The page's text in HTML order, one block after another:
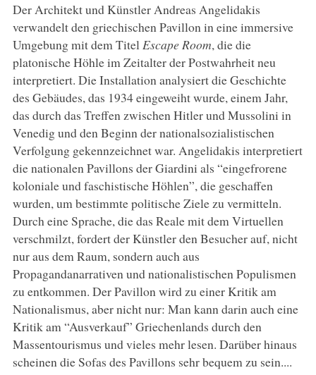
Der Architekt und Künstler Andreas Angelidakis
verwandelt den griechischen Pavillon in eine immersive
Umgebung mit dem TitelEscape Room, die die
platonische Höhle im Zeitalter der Postwahrheit neu
interpretiert. Die Installation analysiert die Geschichte
des Gebäudes, das 1934 eingeweiht wurde, einem Jahr,
das durch das Treffen zwischen Hitler und Mussolini in
Venedig und den Beginn der nationalsozialistischen
Verfolgung gekennzeichnet war. Angelidakis interpretiert
die nationalen Pavillons der Giardini als “eingefrorene
koloniale und faschistische Höhlen”, die geschaffen
wurden, um bestimmte politische Ziele zu vermitteln.
Durch eine Sprache, die das Reale mit dem Virtuellen
verschmilzt, fordert der Künstler den Besucher auf, nicht
nur aus dem Raum, sondern auch aus
Propagandanarrativen und nationalistischen Populismen
zu entkommen. Der Pavillon wird zu einer Kritik am
Nationalismus, aber nicht nur: Man kann darin auch eine
Kritik am “Ausverkauf” Griechenlands durch den
Massentourismus und vieles mehr lesen. Darüber hinaus
scheinen die Sofas des Pavillons sehr bequem zu sein....